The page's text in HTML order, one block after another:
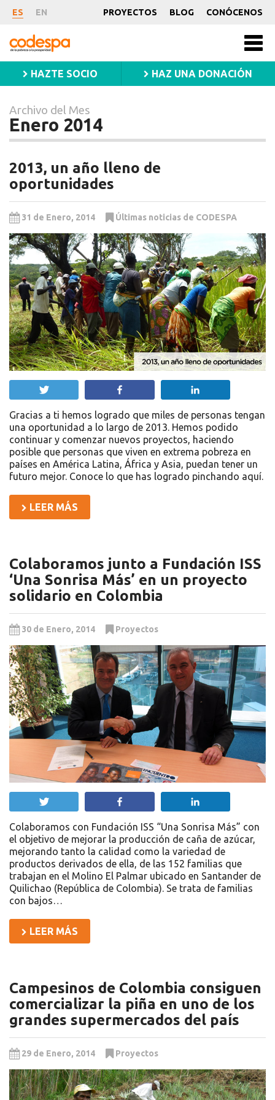
Archivo
Mes
Enero
2014
ES EN PROYECTOS BLOG CONÓCENOS
CODESPA
HAZTE SOCIO HAZ UNA DONACIÓN
Archivo del Mes
Enero 2014
2013, un año lleno de
oportunidades
31 de Enero, 2014 Últimas noticias de CODESPA
Gracias a ti hemos logrado que miles de personas tengan
una oportunidad a lo largo de 2013. Hemos podido
continuar y comenzar nuevos proyectos, haciendo
posible que personas que viven en extrema pobreza en
países en América Latina, África y Asia, puedan tener un
futuro mejor. Conoce lo que has logrado pinchando aquí.
LEER MÁS
Colaboramos junto a Fundación ISS
‘Una Sonrisa Más’ en un proyecto
solidario en Colombia
30 de Enero, 2014 Proyectos
Colaboramos con Fundación ISS “Una Sonrisa Más” con
el objetivo de mejorar la producción de caña de azúcar,
mejorando tanto la calidad como la variedad de
productos derivados de ella, de las 152 familias que
trabajan en el Molino El Palmar ubicado en Santander de
Quilichao (República de Colombia). Se trata de familias
con bajos…
LEER MÁS
Campesinos de Colombia consiguen
comercializar la piña en uno de los
grandes supermercados del país
29 de Enero, 2014 Proyectos